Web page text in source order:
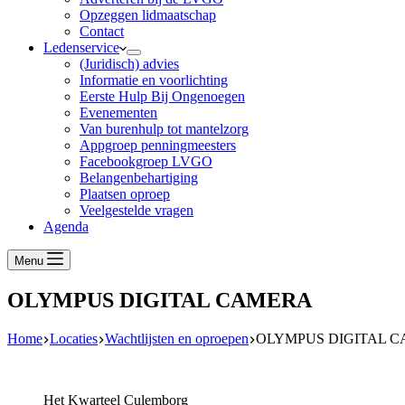
Opzeggen lidmaatschap
Contact
Ledenservice
(Juridisch) advies
Informatie en voorlichting
Eerste Hulp Bij Ongenoegen
Evenementen
Van burenhulp tot mantelzorg
Appgroep penningmeesters
Facebookgroep LVGO
Belangenbehartiging
Plaatsen oproep
Veelgestelde vragen
Agenda
Menu
OLYMPUS DIGITAL CAMERA
Home Locaties Wachtlijsten en oproepen OLYMPUS DIGITAL
Het Kwarteel Culemborg